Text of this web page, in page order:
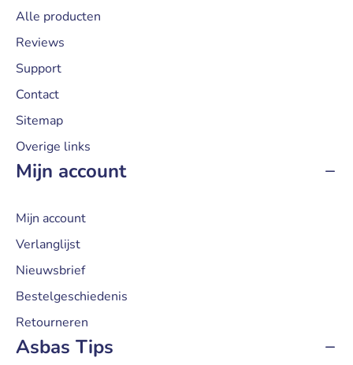
Alle producten
Reviews
Support
Contact
Sitemap
Overige links
Mijn account
Mijn account
Verlanglijst
Nieuwsbrief
Bestelgeschiedenis
Retourneren
Asbas Tips